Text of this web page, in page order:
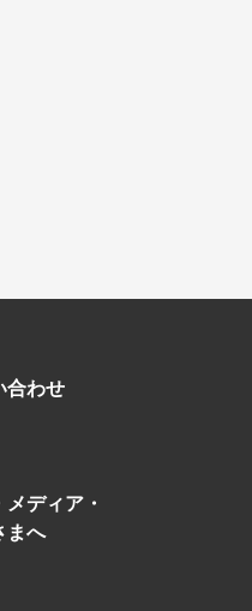
合わせ
ディア・
まへ